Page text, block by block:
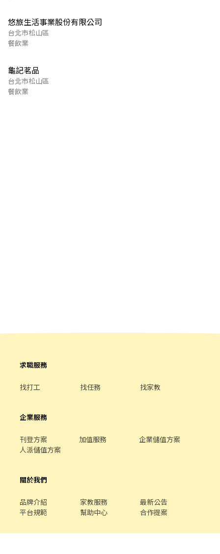
悠旅生活事業股份有限公司
台北市松山區
餐飲業
龜記茗品
台北市松山區
餐飲業
求職服務
找打工 找任務 找家教
企業服務
刊登方案 加值服務
企業儲值方案
人派儲值方案
關於我們
品牌介紹 家教服務
最新公告
平台規範
幫助中心 合作提案